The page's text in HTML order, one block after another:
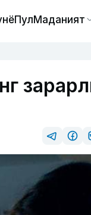
ПулМаданият